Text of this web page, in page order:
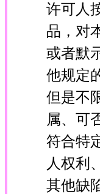
许可人
品，对
或者默
他规定
但是不
属、可
符合特
人权利
其他缺